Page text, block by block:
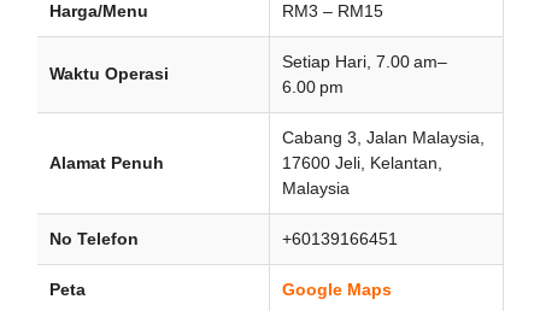
Harga/Menu RM3 – RM15
Waktu Operasi
Setiap Hari, 7.00 am–
6.00 pm
Alamat Penuh
Cabang 3, Jalan Malaysia,
17600 Jeli, Kelantan,
Malaysia
No Telefon +60139166451
Peta Google Maps